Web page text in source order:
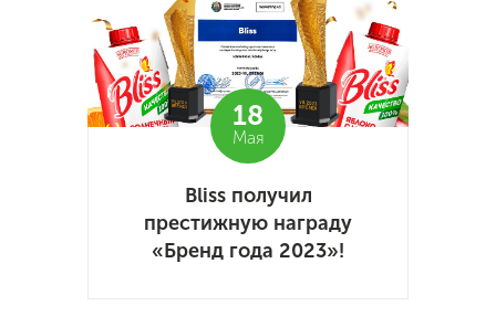
18
Мая
Bliss получил
престижную награду
«Бренд года 2023»!